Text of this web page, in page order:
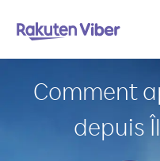
Comment
depuis